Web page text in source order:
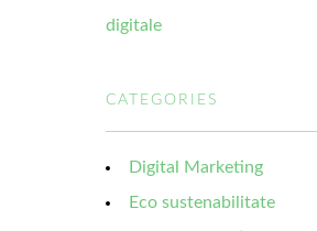
digitale
CATEGORIES
Digital Marketing
Eco sustenabilitate